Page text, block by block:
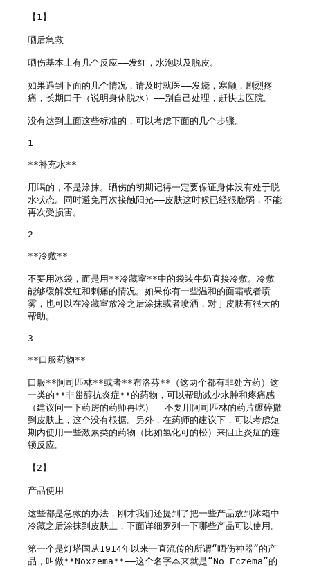
【1】
晒后急救
晒伤基本上有几个反应——发红，水泡以及脱皮。
如果遇到下面的几个情况，请及时就医——发烧，寒颤，剧烈疼
痛，长期口干（说明身体脱水）——别自己处理，赶快去医院。
没有达到上面这些标准的，可以考虑下面的几个步骤。
1
**补充水**
用喝的，不是涂抹。晒伤的初期记得一定要保证身体没有处于脱
水状态。同时避免再次接触阳光——皮肤这时候已经很脆弱，不能
再次受损害。
2
**冷敷**
不要用冰袋，而是用**冷藏室**中的袋装牛奶直接冷敷。冷敷
能够缓解发红和刺痛的情况。如果你有一些温和的面霜或者喷
雾，也可以在冷藏室放冷之后涂抹或者喷洒，对于皮肤有很大的
帮助。
3
**口服药物**
口服**阿司匹林**或者**布洛芬**（这两个都有非处方药）这
一类的**非甾醇抗炎症**的药物，可以帮助减少水肿和疼痛感
（建议问一下药房的药师再吃）——不要用阿司匹林的药片碾碎撒
到皮肤上，这个没有根据。另外，在药师的建议下，可以考虑短
期内使用一些激素类的药物（比如氢化可的松）来阻止炎症的连
锁反应。
【2】
产品使用
这些都是急救的办法，刚才我们还提到了把一些产品放到冰箱中
冷藏之后涂抹到皮肤上，下面详细罗列一下哪些产品可以使用。
第一个是灯塔国从1914年以来一直流传的所谓“晒伤神器”的产
品，叫做**Noxzema**——这个名字本来就是“No Eczema”的